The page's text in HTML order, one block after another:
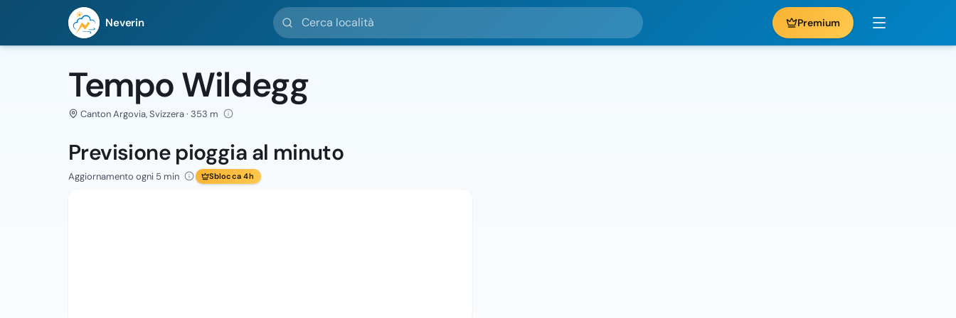
Neverin
Cerca località
Premium
Tempo Wildegg
Canton Argovia, Svizzera · 353 m
Previsione pioggia al minuto
Aggiornamento ogni 5 min Sblocca 4h